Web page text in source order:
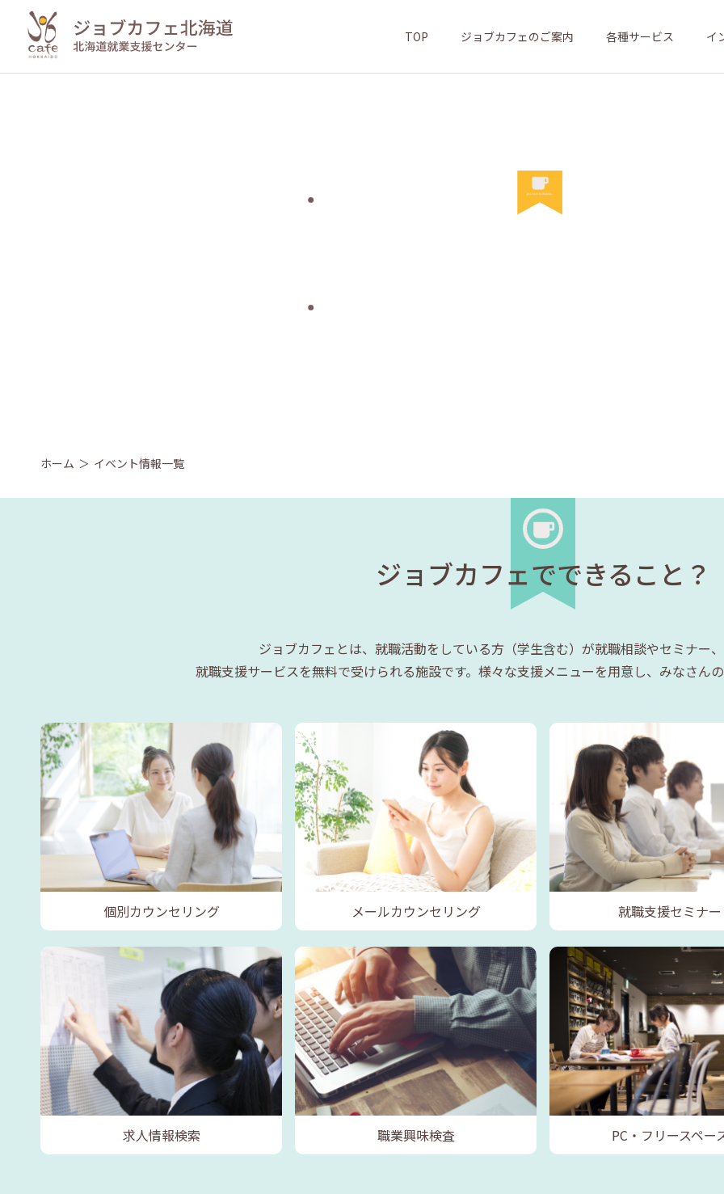
TOP ジョブカフェのご案内 各種サービス イ
ホーム イベント情報一覧
ジョブカフェでできること？
ジョブカフェとは、就職活動をしている方（学生含む）が就職相談やセミナー
就職支援サービスを無料で受けられる施設です。様々な支援メニューを用意し、みなさん
個別カウンセリング メールカウンセリング 就職支援セミナー
求人情報検索 職業興味検査 PC・フリースペー